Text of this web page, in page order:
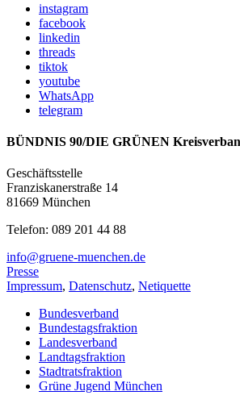
instagram
facebook
linkedin
threads
tiktok
youtube
WhatsApp
telegram
BÜNDNIS 90/DIE GRÜNEN
Geschäftsstelle
Franziskanerstraße 14
81669 München
Telefon: 089 201 44 88
info@gruene-muenchen.de
Presse
Impressum, Datenschutz, Netiquette
Bundesverband
Bundestagsfraktion
Landesverband
Landtagsfraktion
Stadtratsfraktion
Grüne Jugend München